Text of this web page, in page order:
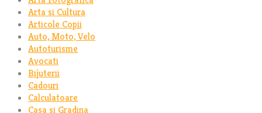
Arta si Cultura
Articole Copii
Auto, Moto, Velo
Autoturisme
Avocati
Bijuterii
Cadouri
Calculatoare
Casa si Gradina